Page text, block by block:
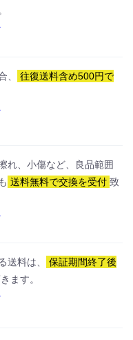
、
往復送料含め500円で
れ、小傷など、良品範囲
送料無料で交換を受付 致
送料は、
保証期間終了後
ます。